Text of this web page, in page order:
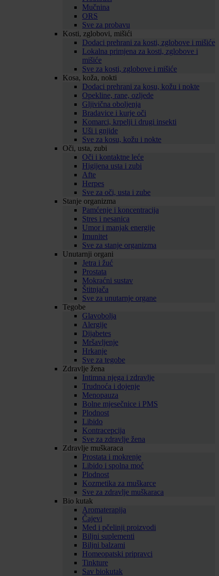
Mučnina
ORS
Sve za probavu
Kosti, zglobovi, mišići
Dodaci prehrani za kosti, zglobove i mišiće
Lokalna primjena za kosti, zglobove i
mišiće
Sve za kosti, zglobove i mišiće
Kosa, koža, nokti
Dodaci prehrani za kosu, kožu i nokte
Opekline, rane, ozljede
Gljivična oboljenja
Bradavice i kurje oči
Komarci, krpelji i drugi insekti
Uši i gnjide
Sve za kosu, kožu i nokte
Oči, usta, zubi
Oči i kontaktne leće
Higijena usta i zubi
Afte
Herpes
Sve za oči, usta i zube
Stanje organizma
Pamćenje i koncentracija
Stres i nesanica
Umor i manjak energije
Imunitet
Sve za stanje organizma
Unutarnji organi
Jetra i žuć
Prostata
Mokraćni sustav
Štitnjača
Sve za unutarnje organe
Tegobe
Glavobolja
Alergije
Dijabetes
Mršavljenje
Hrkanje
Sve za tegobe
Zdravlje žena
Intimna njega i zdravlje
Trudnoća i dojenje
Menopauza
Bolne mjesečnice i PMS
Plodnost
Libido
Kontracepcija
Sve za zdravlje žena
Zdravlje muškaraca
Prostata i mokrenje
Libido i spolna moć
Plodnost
Kozmetika za muškarce
Sve za zdravlje muškaraca
Bio kutak
Aromaterapija
Čajevi
Med i pčelinji proizvodi
Biljni suplementi
Biljni balzami
Homeopatski pripravci
Tinkture
Sav biokutak